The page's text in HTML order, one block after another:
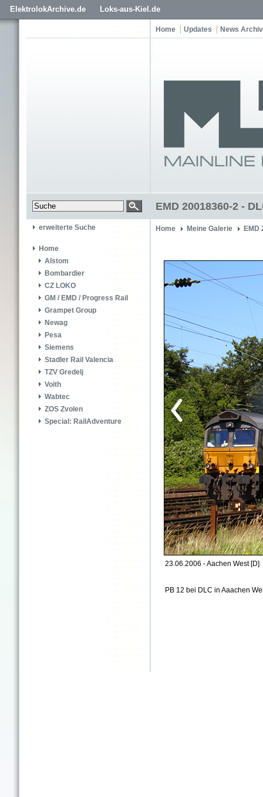
ElektrolokArchive.de Loks-aus-Kiel.de
Home Updates News Archiv
EMD 20018360-2 -
erweiterte Suche
Home
Alstom
Bombardier
CZ LOKO
GM / EMD / Progress Rail
Grampet Group
Newag
Pesa
Siemens
Stadler Rail Valencia
TZV Gredelj
Voith
Wabtec
ZOS Zvolen
Special: RailAdventure
Home Meine Galerie EMD
23.06.2006 - Aachen West [D]
PB 12 bei DLC in Aaachen